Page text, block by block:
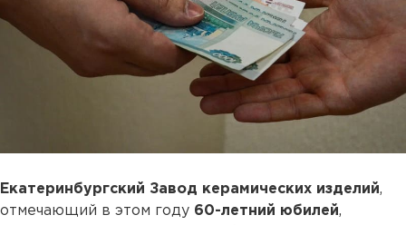
Екатеринбургский Завод керамических изделий,
отмечающий в этом году 60-летний юбилей,